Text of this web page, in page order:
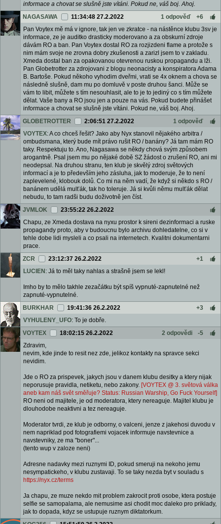
informace a chovat se slušně jste vítáni. Pokud ne, váš boj. Ahoj.
NAGASAWA
11:34:48 27.2.2022 1 odpověď
+6
Pan Voytex mě má v ignore, tak jen ve zkratce - na nástěnce klubu 3sv je
informace, ze je auditko drasticky moderovano a za obskurní zdroje
dávám RO a ban. Pan Voytex dostal RO za rozjizdeni flame a protože s
nim mám svoje ne zrovna dobry zkušenosti a zarizl jsem to v zakladu.
Xmeda dostal ban za opakovanou otevrenou ruskou propagandu a lži.
Pan Globetrotter za zdrojovani z blogu neonacisty a konspiratora Adama
B. Bartoše. Pokud někoho vyhodim dveřmi, vrati se 4x oknem a chova se
následně slušně, dam mu po domluvě v poste druhou šanci. Může se
vám to libit, můžete s tím nesouhlasit, ale to je to jediný co s tím můžete
dělat. Vaše bany a RO jsou jen a pouze na vás. Pokud budete přinášet
informace a chovat se slušně jste vítáni. Pokud ne, váš boj. Ahoj.
GLOBETROTTER
2:06:51 27.2.2022
1 odpověď
VOYTEX: A co chceš řešit? Jako aby Nyx stanovil nějakého arbitra /
ombudsmana, který bude mít právo rušit RO / banány? Já tam mám RO
taky. Respektuju to. Ano, Nagasawa se někdy chová svým způsobem
arogantně. Psal jsem mu po nějaké době SZ žádost o zrušení RO, ani mi
neodepsal. Na druhou stranu, ten klub je skvělý zdroj světových
informací a je to především jeho zásluha, jak to moderuje, že to není
zaplevelené, klobouk dolů. Co mi na něm vadí, že když si někdo s RO /
banánem udělá mulťák, tak ho toleruje. Já si kvůli němu mulťák dělat
nebudu, to tam radši budu doživotně jen číst.
JVMLOK
23:55:22 26.2.2022
Chapu, ze Xmeda dostava na nyxu prostor k sireni dezinformaci a ruske
propagandy proto, aby v budoucnu bylo archivu dohledatelne, co si v
tehle dobe lidi mysleli a co psali na internetech. Kvalitni dokumentarni
prace.
ZCR
23:12:37 26.2.2022
+1
LUCIEN : Já to měl taky nahlas a strašně jsem se lekl!
Imho by to mělo takhle zezačátku být spíš vypnuté-zapnutelné než
zapnuté-vypnutelné.
BURKHAR
19:41:36 26.2.2022
+3
VYHULENY_UFO: To je dobře.
VOYTEX
18:02:15 26.2.2022 2 odpovědi
-5
Zdravim,
nevim, kde jinde to resit nez zde, jelikoz kontakty na spravce sekci
nevidim.
Jde o RO za prispevek, jakych jsou v danem klubu desitky a ktery nijak
neporusuje pravidla, netiketu, nebo zakony. [VOYTEX @ 3. světová válka
aneb kam náš svět směřuje? Status: Russian Warship, Go Fuck Yourself]
RO neni od majitele, je od moderatora, ktery nereaguje. Majitel klubu je
dlouhodobe neaktivni a tez nereaguje.
Moderator tvrdi, ze klub je odborny, o valceni, jenze z jakehosi duvodu v
nem napriklad pod fotografiemi vojacek informuje navstevnice a
navstevniky, ze ma "boner"...
(tento wup v zaloze neni)
Adresne nadavky mezi ruznymi ID, pokud smeruji na nekoho jemu
nesympatickeho, v klubu zustavaji. To se taky nezda byt v souladu s
https://nyx.cz/terms
Ja chapu, ze muze nekdo mit problem zakrocit proti osobe, ktera postuje
selfie se samopalama, ale nemusime asi chodit moc daleko pro priklady,
jak to dopada, kdyz se ustupuje ruznym diktatorkum.